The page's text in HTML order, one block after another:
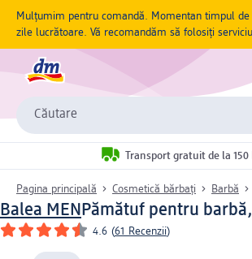
Mulțumim pentru comandă. Momentan timpul
zile lucrătoare. Vă recomandăm să folosiți
Căutare
Transport gratuit de la 150
Pagina principală Cosmetică bărbați Barbă
Balea MENPămătuf pentru
4.6 (61 Recenzii)